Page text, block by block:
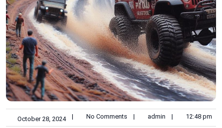
October 28, 2024 | No Comments | admin | 12:48 pm